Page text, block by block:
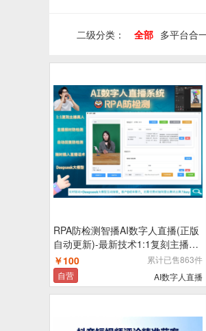
二级分类： 全部 多平台合
RPA防检测智播AI数字人直播(正版
自动更新)-最新技术1:1复刻主播真
人形象直播|自动直播报时防检测|随
时插入互动话术不重复|自动回复防
平台检测|接入Deepseek大模型||支
持抖音,快手,视频号,美团直播
￥100
累计已售863件
自营
AI数字人直播